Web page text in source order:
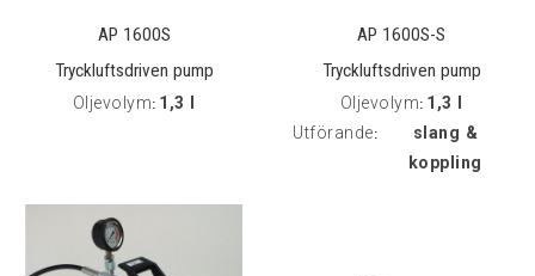
AP 1600S
Tryckluftsdriven pump
Oljevolym: 1,3 l
AP 1600S-S
Tryckluftsdriven pump
kpl
Oljevolym: 1,3 l
Utförande:
slang &
koppling